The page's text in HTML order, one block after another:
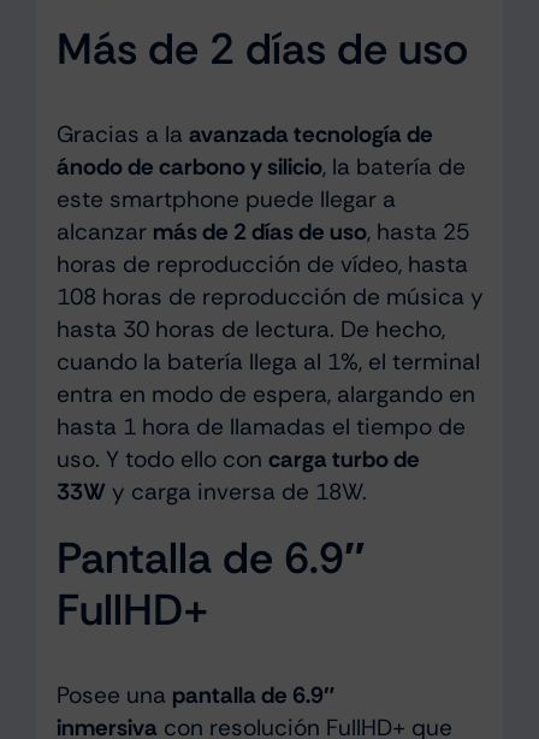
Más de 2 días de uso
Gracias a la avanzada tecnología de
ánodo de carbono y silicio, la batería de
este smartphone puede llegar a
alcanzar más de 2 días de uso, hasta 25
horas de reproducción de vídeo, hasta
108 horas de reproducción de música y
hasta 30 horas de lectura. De hecho,
cuando la batería llega al 1%, el terminal
entra en modo de espera, alargando en
hasta 1 hora de llamadas el tiempo de
uso. Y todo ello con carga turbo de
33W y carga inversa de 18W.
Pantalla de 6.9″
FullHD+
Posee una pantalla de 6.9″
inmersiva con resolución FullHD+ que